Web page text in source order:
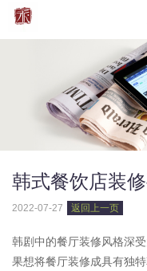
韩式餐饮店装
2022-07-27 返回上一页
韩剧中的餐厅装修风格深
果想将餐厅装修成具有独